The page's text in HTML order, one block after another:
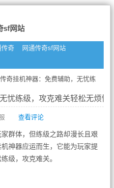
sf网站
传奇
网通传奇sf网站
奇挂机神器：免费辅助，无忧练
忧练级，攻克难关轻松无烦恼
查看评论
群体，但练级之路却漫长且艰
神器应运而生，它能为玩家提
级，攻克难关。